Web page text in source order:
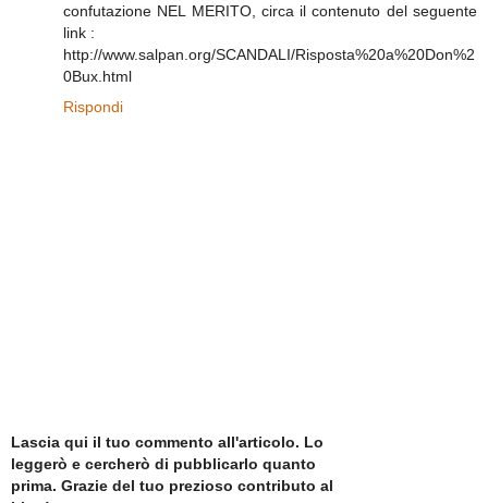
confutazione NEL MERITO, circa il contenuto del seguente
link :
http://www.salpan.org/SCANDALI/Risposta%20a%20Don%2
0Bux.html
Rispondi
Lascia qui il tuo commento all'articolo. Lo
leggerò e cercherò di pubblicarlo quanto
prima. Grazie del tuo prezioso contributo al